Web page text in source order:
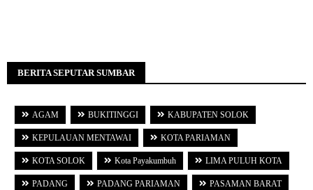
BERITA SEPUTAR SUMBAR
AGAM BUKITINGGI KABUPATEN SOLOK
KEPULAUAN MENTAWAI KOTA PARIAMAN
KOTA SOLOK Kota Payakumbuh LIMA PULUH KOTA
PADANG PADANG PARIAMAN PASAMAN BARAT